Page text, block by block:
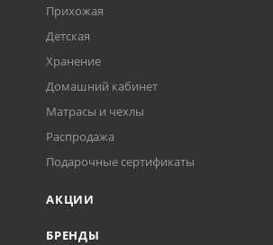
Прихожая
Детская
Хранение
Домашний кабинет
Матрасы и чехлы
Распродажа
Подарочные сертификаты
АКЦИИ
БРЕНДЫ